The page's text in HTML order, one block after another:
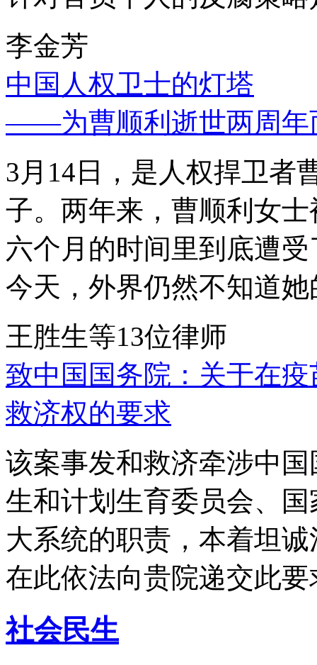
李金芳
中国人权卫士的灯塔
——为曹顺利逝世两周年
3月14日，是人权捍卫者
子。两年来，曹顺利女
六个月的时间里到底遭
今天，外界仍然不知道
王胜生等13位律师
致中国国务院：关于在
救济权的要求
该案事发和救济牵涉中
生和计划生育委员会、
大系统的职责，本着坦
在此依法向贵院递交此要
社会民生